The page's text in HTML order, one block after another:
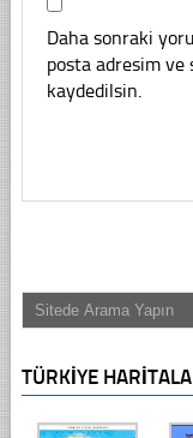
Daha sonraki
posta adresim ve
kaydedilsin.
TÜRKIYE